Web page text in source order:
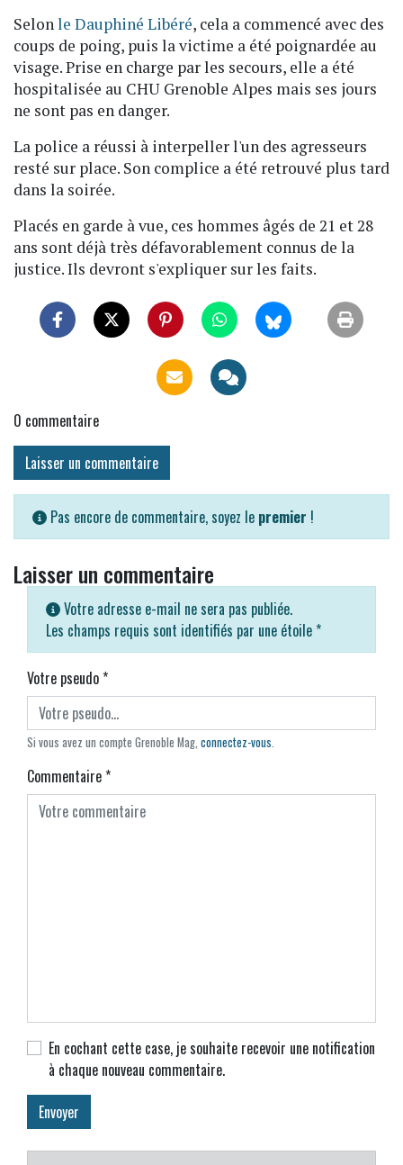
Selonle Dauphiné Libéré, cela a commencé avec des
coups de poing, puis la victime a été poignardée au
visage. Prise en charge par les secours, elle a été
hospitalisée au CHU Grenoble Alpes mais ses jours
ne sont pas en danger.
La police a réussi à interpeller l'un des agresseurs
resté sur place. Son complice a été retrouvé plus tard
dans la soirée.
Placés en garde à vue, ces hommes âgés de 21 et 28
ans sont déjà très défavorablement connus de la
justice. Ils devront s'expliquer sur les faits.
0 commentaire
Laisser un commentaire
Pas encore de commentaire, soyez le premier !
Laisser un commentaire
Votre adresse e-mail ne sera pas publiée.
Les champs requis sont identifiés par une étoile *
Votre pseudo*
Si vous avez un compte Grenoble Mag, connectez-vous.
Commentaire*
En cochant cette case, je souhaite recevoir une notification
à chaque nouveau commentaire.